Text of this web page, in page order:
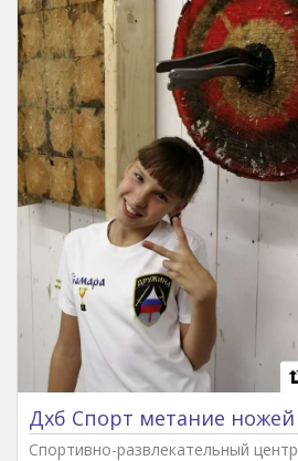
Дхб Спорт метание ножей
Спортивно-развлекательный центр